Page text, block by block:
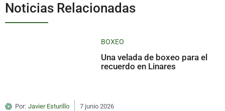
Noticias Relacionadas
BOXEO
Una velada de boxeo para el
recuerdo en Linares
Por: Javier Esturillo 7 junio 2026